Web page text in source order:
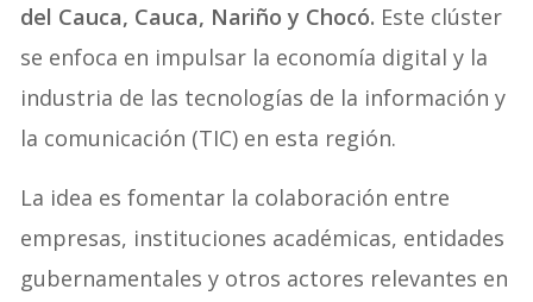
del Cauca, Cauca, Nariño y Chocó. Este clúster
se enfoca en impulsar la economía digital y la
industria de las tecnologías de la información y
la comunicación (TIC) en esta región.
La idea es fomentar la colaboración entre
empresas, instituciones académicas, entidades
gubernamentales y otros actores relevantes en